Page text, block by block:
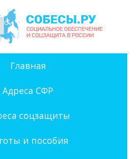
Главная
Адреса СФР
соцзащиты
и пособия